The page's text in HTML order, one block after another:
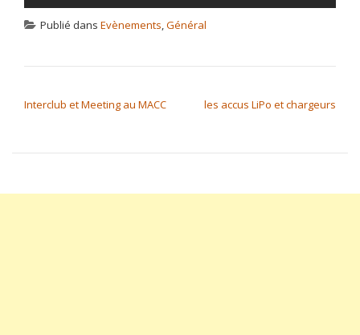
Publié dans Evènements,Général
Interclub et Meeting au MACC les accus LiPo et chargeurs